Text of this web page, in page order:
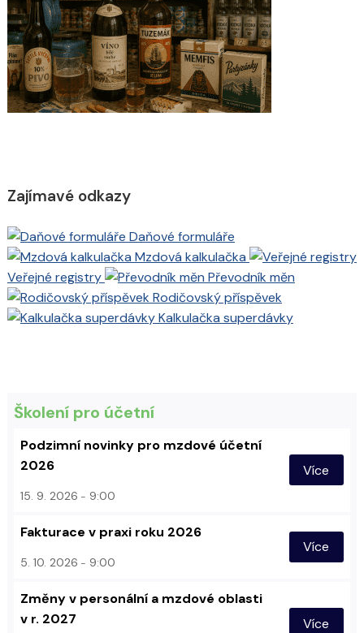
Zajímavé odkazy
Daňové formuláře
Mzdová kalkulačka
Veřejné registry
Převodník měn
Rodičovský příspěvek
Kalkulačka superdávky
Školení pro účetní
Podzimní novinky pro mzdové účetní
2026
15. 9. 2026 9:00
Více
Fakturace v praxi roku 2026
5. 10. 2026 9:00
Více
Změny v personální a mzdové oblasti
v r. 2027
Více